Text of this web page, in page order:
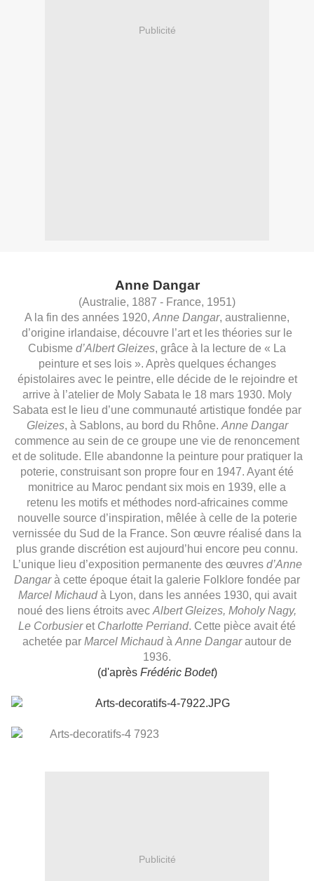
Publicité
Anne Dangar
(Australie, 1887 - France, 1951)
A la fin des années 1920, Anne Dangar, australienne,
d’origine irlandaise, découvre l’art et les théories sur le
Cubisme d’Albert Gleizes, grâce à la lecture de « La
peinture et ses lois ». Après quelques échanges
épistolaires avec le peintre, elle décide de le rejoindre et
arrive à l’atelier de Moly Sabata le 18 mars 1930. Moly
Sabata est le lieu d’une communauté artistique fondée par
Gleizes, à Sablons, au bord du Rhône. Anne Dangar
commence au sein de ce groupe une vie de renoncement
et de solitude. Elle abandonne la peinture pour pratiquer la
poterie, construisant son propre four en 1947. Ayant été
monitrice au Maroc pendant six mois en 1939, elle a
retenu les motifs et méthodes nord-africaines comme
nouvelle source d’inspiration, mêlée à celle de la poterie
vernissée du Sud de la France. Son œuvre réalisé dans la
plus grande discrétion est aujourd’hui encore peu connu.
L’unique lieu d’exposition permanente des œuvres d’Anne
Dangarà cette époque était la galerie Folklore fondée par
Marcel Michaudà Lyon, dans les années 1930, qui avait
noué des liens étroits avec Albert Gleizes, Moholy Nagy,
Le Corbusieret Charlotte Perriand. Cette pièce avait été
achetée par Marcel Michaudà Anne Dangarautour de
1936.
(d'après Frédéric Bodet)
Publicité